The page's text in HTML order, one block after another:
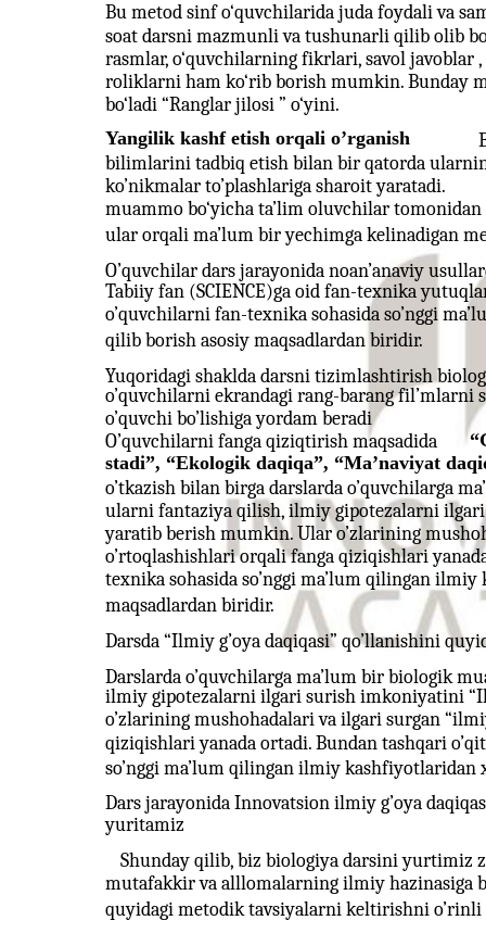
Bu metod sinf o‘quvchilarida juda foydali va
soat darsni mazmunli va tushunarli qilib olib
rasmlar, o‘quvchilarning fikrlari, savol javoblar
roliklarni ham ko‘rib borish mumkin. Bunday
bo‘ladi “Ranglar jilosi ” o‘yini.
Yangilik kashf etish orqali o’rganish
bilimlarini tadbiq etish bilan bir qatorda
ko’nikmalar to’plashlariga sharoit yaratadi.
muammo bo‘yicha ta’lim oluvchilar
ular orqali ma’lum bir yechimga kelinadigan
O’quvchilar dars jarayonida noan’anaviy
Tabiiy fan (SCIENCE)ga oid fan-texnika
o’quvchilarni fan-texnika sohasida so’nggi
qilib borish asosiy maqsadlardan biridir.
Yuqoridagi shaklda darsni tizimlashtirish
o’quvchilarni ekrandagi rang-barang
o’quvchi bo’lishiga yordam beradi
O’quvchilarni fanga qiziqtirish maqsadida
stadi”, “Ekologik daqiqa”, “Ma’naviyat
o’tkazish bilan birga darslarda o’quvchilarga
ularni fantaziya qilish, ilmiy gipotezalarni
yaratib berish mumkin. Ular o’zlarining
o’rtoqlashishlari orqali fanga qiziqishlari
texnika sohasida so’nggi ma’lum qilingan
maqsadlardan biridir.
Darsda “Ilmiy g’oya daqiqasi” qo’llanishini
Darslarda o’quvchilarga ma’lum bir biologik
ilmiy gipotezalarni ilgari surish imkoniyatini
o’zlarining mushohadalari va ilgari surgan
qiziqishlari yanada ortadi. Bundan tashqari
so’nggi ma’lum qilingan ilmiy kashfiyotlaridan
Dars jarayonida Innovatsion ilmiy g’oya
yuritamiz
Shunday qilib, biz biologiya darsini yurtimiz
mutafakkir va alllomalarning ilmiy hazinasiga
quyidagi metodik tavsiyalarni keltirishni